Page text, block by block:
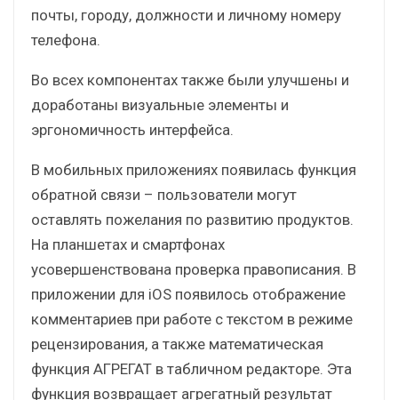
почты, городу, должности и личному номеру
телефона.
Во всех компонентах также были улучшены и
доработаны визуальные элементы и
эргономичность интерфейса.
В мобильных приложениях появилась функция
обратной связи – пользователи могут
оставлять пожелания по развитию продуктов.
На планшетах и смартфонах
усовершенствована проверка правописания. В
приложении для iOS появилось отображение
комментариев при работе с текстом в режиме
рецензирования, а также математическая
функция АГРЕГАТ в табличном редакторе. Эта
функция возвращает агрегатный результат